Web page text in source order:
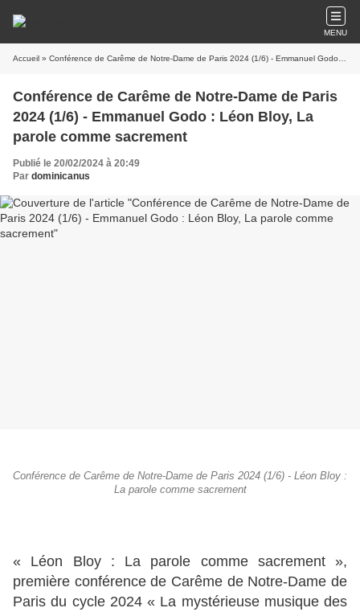
MENU
Accueil » Conférence de Carême de Notre-Dame de Paris 2024 (1/6) - Emmanuel Godo : Léon Bloy, La parole comme sacrement
Conférence de Carême de Notre-Dame de Paris
2024 (1/6) - Emmanuel Godo : Léon Bloy, La
parole comme sacrement
Publié le 20/02/2024 à 20:49
Par dominicanus
Conférence de Carême de Notre-Dame de Paris 2024 (1/6) - Léon Bloy :
La parole comme sacrement
« Léon Bloy : La parole comme sacrement »,
première conférence de Carême de Notre-Dame de
Paris du cycle 2024 « La mystérieuse musique des